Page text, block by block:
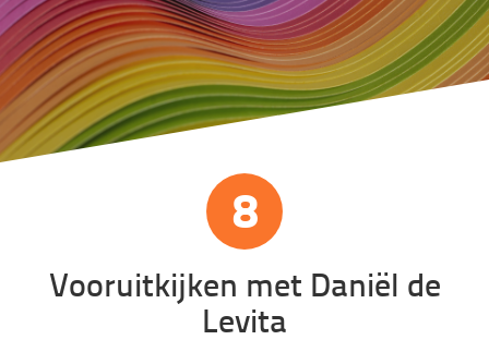
8
Vooruitkijken met Daniël de
Levita